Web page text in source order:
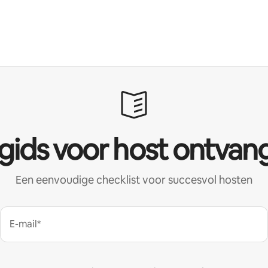
voor host
Een eenvoudige checklist voor succesvol hosten
E-mail*